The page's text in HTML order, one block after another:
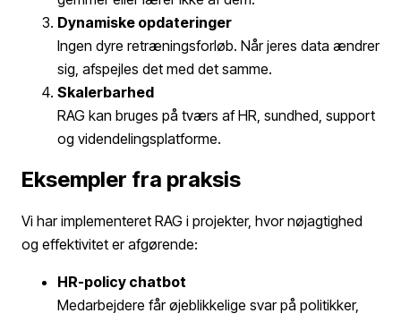
Dynamiske opdateringer
Ingen dyre retræningsforløb. Når jeres data ændrer
sig, afspejles det med det samme.
Skalerbarhed
RAG kan bruges på tværs af HR, sundhed, support
og videndelingsplatforme.
Eksempler fra praksis
Vi har implementeret RAG i projekter, hvor nøjagtighed
og effektivitet er afgørende:
HR-policy chatbot
Medarbejdere får øjeblikkelige svar på politikker,